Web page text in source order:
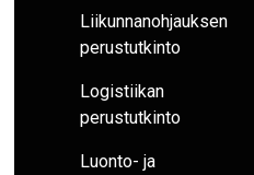
Liikunnanohjauksen
perustutkinto
Logistiikan
perustutkinto
Luonto- ja